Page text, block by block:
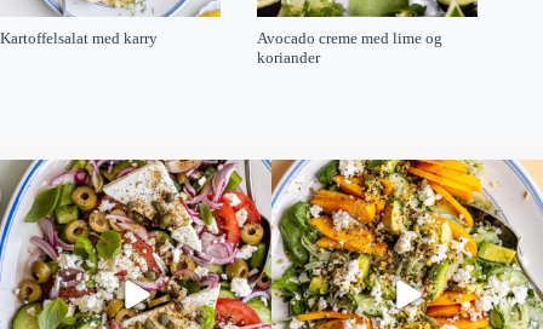
Kartoffelsalat med karry
Avocado creme med lime og
koriander